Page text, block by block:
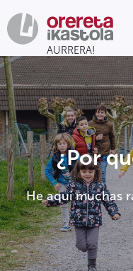
¿Por
He aquí muchas